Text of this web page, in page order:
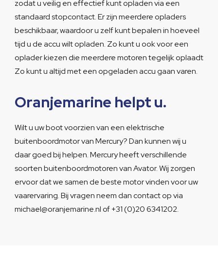
zodat u veilig en effectief kunt opladen via een
standaard stopcontact. Er zijn meerdere opladers
beschikbaar, waardoor u zelf kunt bepalen in hoeveel
tijd u de accu wilt opladen. Zo kunt u ook voor een
oplader kiezen die meerdere motoren tegelijk oplaadt
Zo kunt u altijd met een opgeladen accu gaan varen.
Oranjemarine helpt u.
Wilt u uw boot voorzien van een elektrische
buitenboordmotor van Mercury? Dan kunnen wij u
daar goed bij helpen. Mercury heeft verschillende
soorten buitenboordmotoren van Avator. Wij zorgen
ervoor dat we samen de beste motor vinden voor uw
vaarervaring. Bij vragen neem dan contact op via
michael@oranjemarine.nl of +31 (0)20 6341202.